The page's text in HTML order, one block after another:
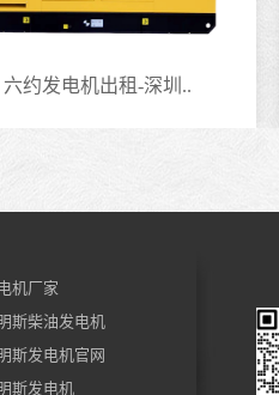
六约发电机出租-深圳..
机厂家
斯柴油发电机
斯发电机官网
斯发电机